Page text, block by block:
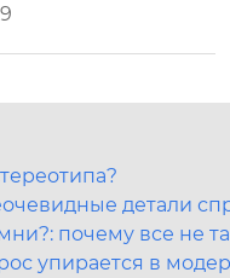
детали
почему все не
упирается в